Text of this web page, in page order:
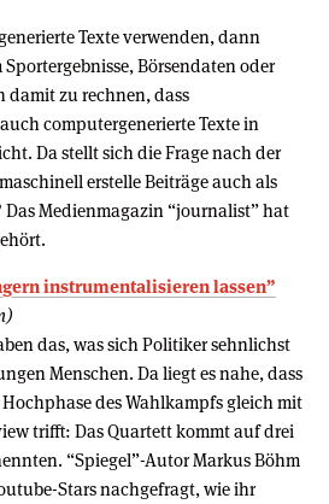
Texte verwenden, dann
Börsendaten oder
damit zu rechnen, dass
computergenerierte Texte in
Da stellt sich die Frage nach der
erstelle Beiträge auch als
Medienmagazin “journalist” hat
instrumentalisieren lassen”
das, was sich Politiker sehnlichst
Menschen. Da liegt es nahe, dass
des Wahlkampfs gleich mit
trifft: Das Quartett kommt auf drei
“Spiegel”-Autor Markus Böhm
Stars nachgefragt, wie ihr